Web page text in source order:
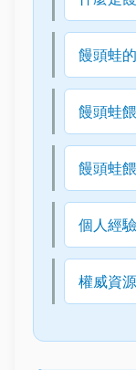
饅頭蛙
饅頭蛙
饅頭蛙
個人經
權威資